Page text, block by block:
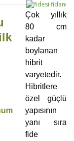
Çok yıllık
80 cm
kadar
boylanan
hibrit
varyetedir.
Hibritlere
özel güçlü
yapısının
yanı sıra
fide